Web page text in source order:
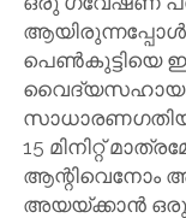
പെൺകുട്ടിയെ ഈ
15 മിനിറ്റ്
ആന്റിവെനോം
അയയ്‌ക്കാൻ ഒരു